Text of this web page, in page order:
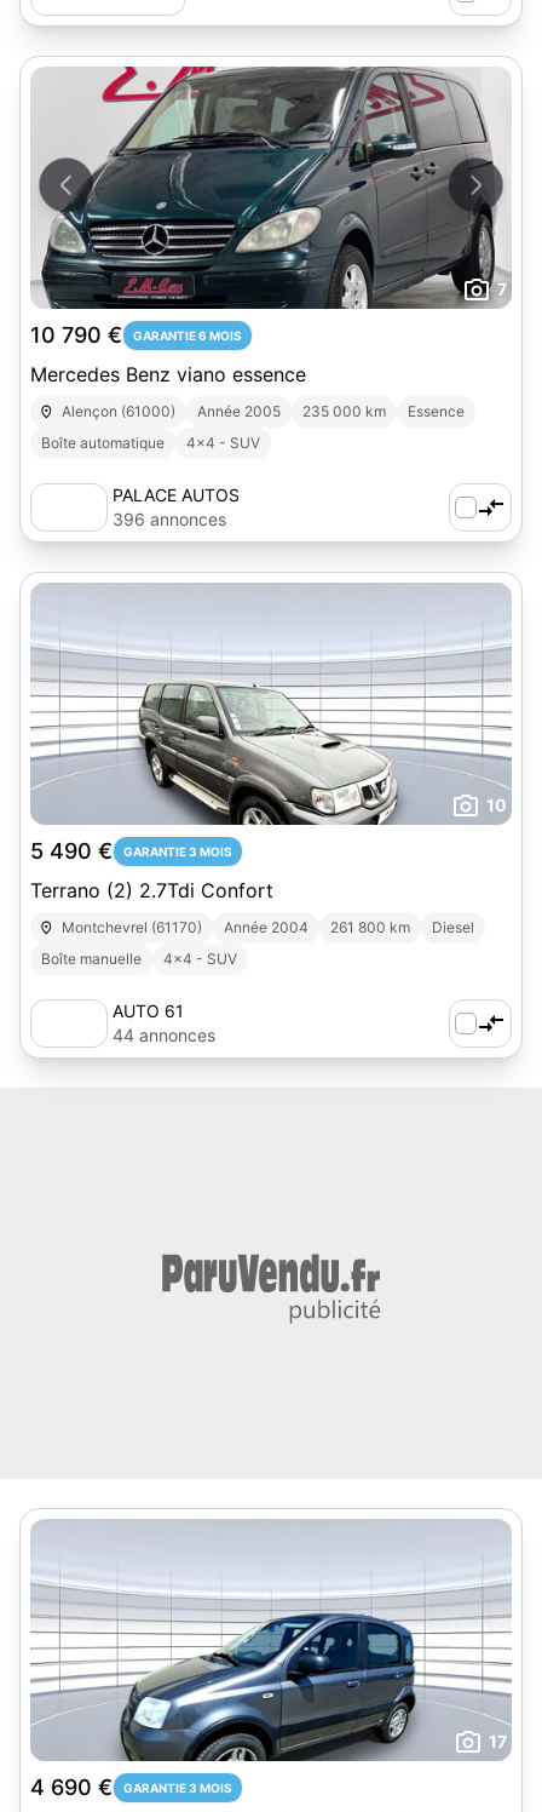
7
10 790 € GARANTIE 6 MOIS
Mercedes Benz viano essence
Alençon (61000) Année 2005 235 000 km
Essence
Boîte automatique
4x4 - SUV
PALACE AUTOS
396 annonces
10
5 490 € GARANTIE 3 MOIS
Terrano (2) 2.7Tdi Confort
Montchevrel (61170) Année 2004 261 800 km
Diesel
Boîte manuelle
4x4 - SUV
AUTO 61
44 annonces
17
4 690 € GARANTIE 3 MOIS